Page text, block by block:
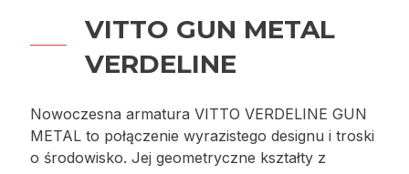
VITTO GUN METAL
VERDELINE
Nowoczesna armatura VITTO VERDELINE GUN
METAL to połączenie wyrazistego designu i troski
o środowisko. Jej geometryczne kształty z